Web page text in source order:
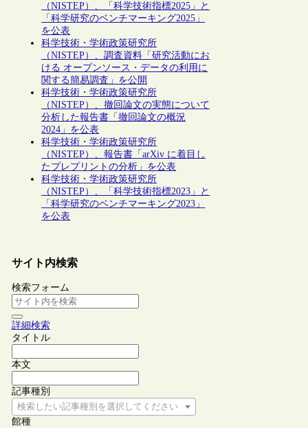
（NISTEP）、「科学技術指標2025」と
「科学研究のベンチマーキング2025」
を公表
科学技術・学術政策研究所
（NISTEP）、調査資料「研究活動にお
ける オープンソース・データの利用に
関する簡易調査」を公開
科学技術・学術政策研究所
（NISTEP）、撤回論文の実態について
分析した報告書「撤回論文の概況
2024」を公表
科学技術・学術政策研究所
（NISTEP）、報告書「arXiv に着目し
たプレプリントの分析」を公表
科学技術・学術政策研究所
（NISTEP）、「科学技術指標2023」と
「科学研究のベンチマーキング2023」
を公表
サイト内検索
検索フォーム
詳細検索
タイトル
本文
記事種別
検索したい記事種別を選択してください
館種